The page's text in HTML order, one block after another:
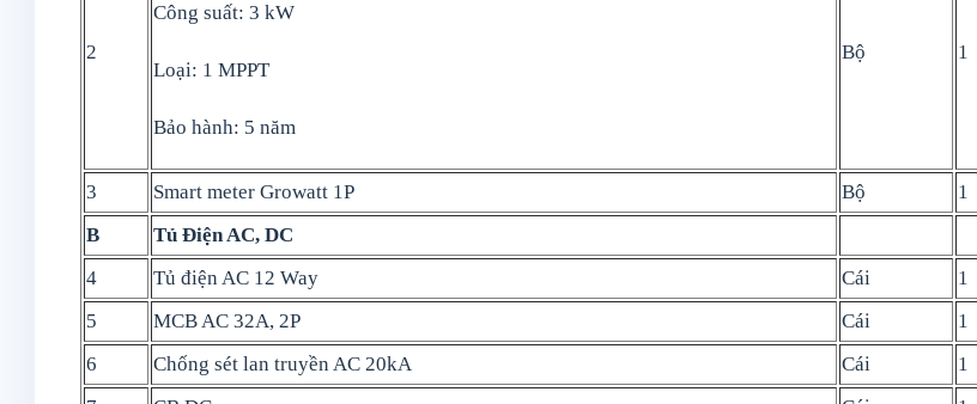
2
Công suất: 3 kW
Loại: 1 MPPT
Bảo hành: 5 năm
Bộ 1
3 Smart meter Growatt 1P Bộ
1
B
Tủ Điện AC, DC
4
Tủ điện AC 12 Way Cái
1
5
MCB AC 32A, 2P Cái
1
6
Chống sét lan truyền AC 20kA Cái
1